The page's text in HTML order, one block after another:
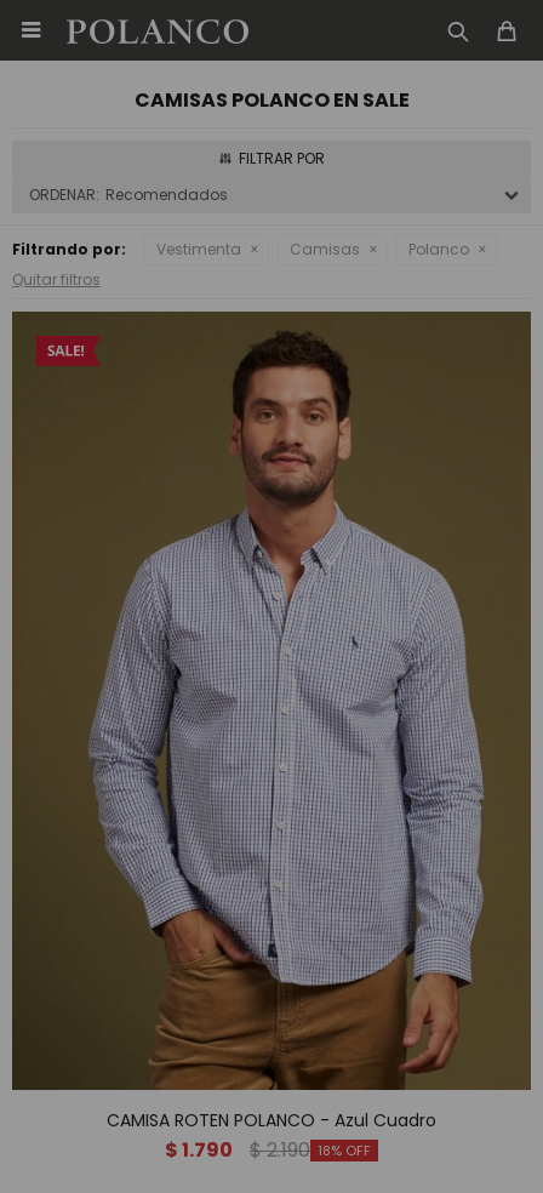

CAMISAS POLANCO EN SALE
Recomendados
Filtrando por: Vestimenta Camisas
Polanco
Quitar filtros
CAMISA ROTEN POLANCO - Azul Cuadro
$1.790 $2.190 18